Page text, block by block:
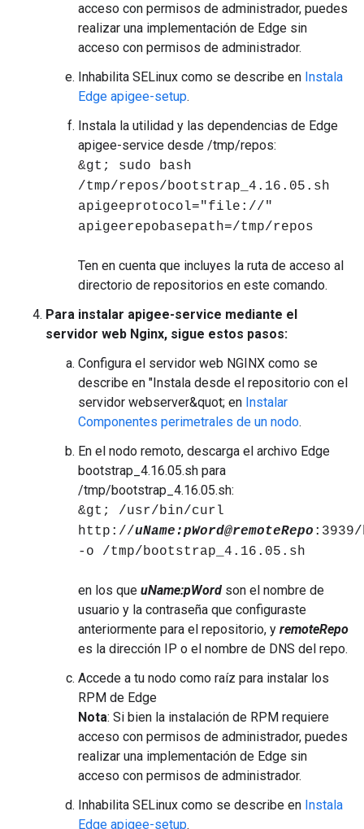
acceso con permisos de administrador, puedes
realizar una implementación de Edge sin
acceso con permisos de administrador.
Inhabilita SELinux como se describe en Instala
Edge apigee-setup.
Instala la utilidad y las dependencias de Edge
apigee-service desde /tmp/repos:
&gt; sudo bash
/tmp/repos/bootstrap_4.16.05.sh
apigeeprotocol="file://"
apigeerepobasepath=/tmp/repos
Ten en cuenta que incluyes la ruta de acceso al
directorio de repositorios en este comando.
Para instalar apigee-service mediante el
servidor web Nginx, sigue estos pasos:
Configura el servidor web NGINX como se
describe en "Instala desde el repositorio con el
servidor webserver&quot; en Instalar
Componentes perimetrales de un nodo.
En el nodo remoto, descarga el archivo Edge
bootstrap_4.16.05.sh para
/tmp/bootstrap_4.16.05.sh:
&gt; /usr/bin/curl
http://uName:pWord@remoteRepo
-o /tmp/bootstrap_4.16.05.sh
en los que uName:pWord son el nombre de
usuario y la contraseña que configuraste
anteriormente para el repositorio, y remoteRepo
es la dirección IP o el nombre de DNS del repo.
Accede a tu nodo como raíz para instalar los
RPM de Edge
Nota: Si bien la instalación de RPM requiere
acceso con permisos de administrador, puedes
realizar una implementación de Edge sin
acceso con permisos de administrador.
Inhabilita SELinux como se describe en Instala
Edge apigee-setup.